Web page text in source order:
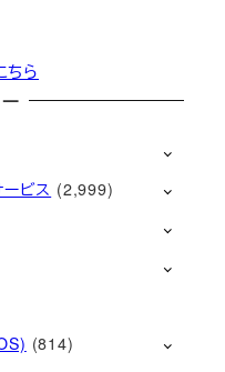
ちら
ビス (2,999)
(814)